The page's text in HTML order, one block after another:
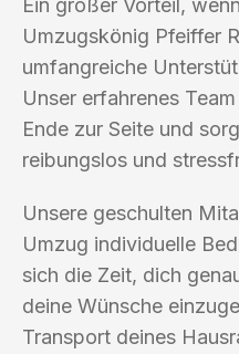
Ein großer Vorteil,
Umzugskönig Pfeiffer
umfangreiche
Unser erfahrenes
Ende zur Seite und
reibungslos und
Unsere geschulten
Umzug individuelle
sich die Zeit, dich
deine Wünsche
Transport deines